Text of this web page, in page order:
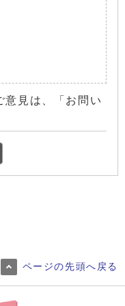
意見は、「お問い
ページの先頭へ戻る